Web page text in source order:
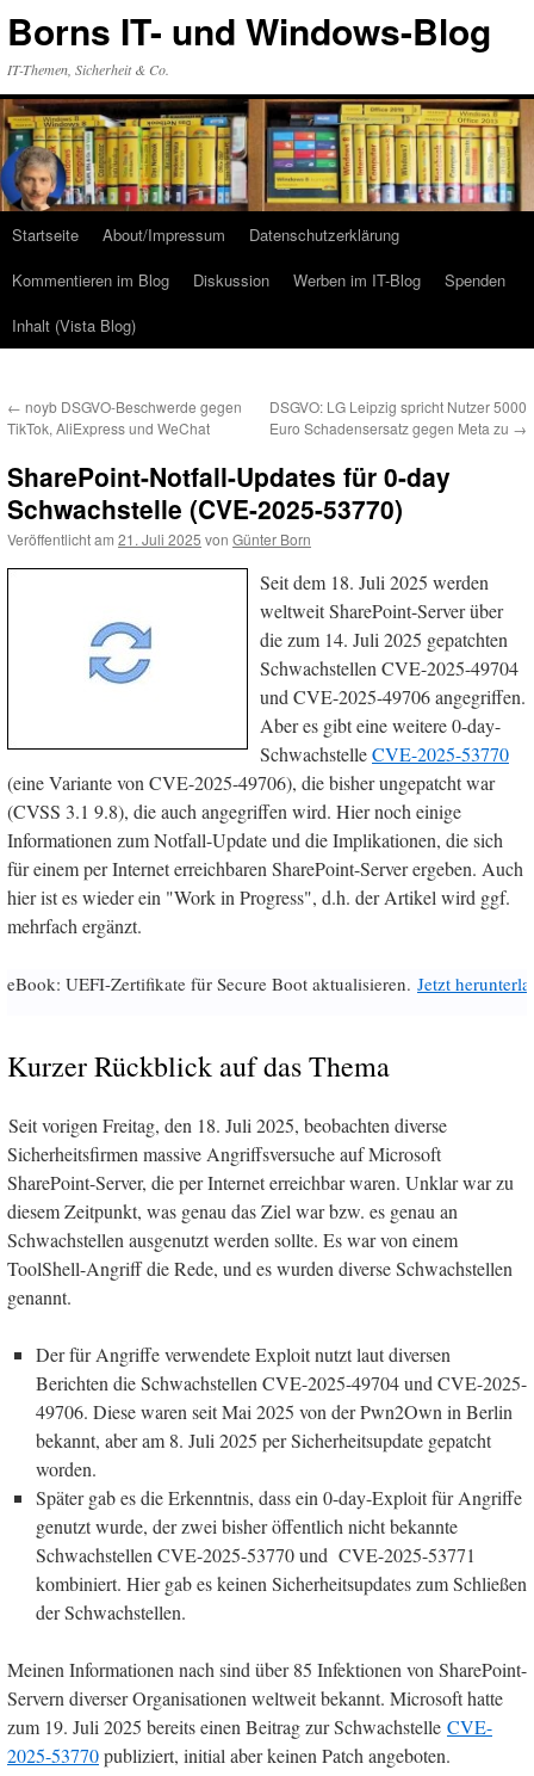
Inhalt
Borns IT- und Windows-Blog
IT-Themen, Sicherheit & Co.
Startseite About/Impressum
Datenschutzerklärung
Kommentieren im Blog
Diskussion Werben im IT-Blog
Spenden
Inhalt (Vista Blog)
← noyb DSGVO-Beschwerde gegen
TikTok, AliExpress und WeChat
DSGVO: LG Leipzig spricht Nutzer 5000
Euro Schadensersatz gegen Meta zu →
SharePoint-Notfall-Updates für 0-day
Schwachstelle (CVE-2025-53770)
Veröffentlicht am 21. Juli 2025 von Günter Born
Seit dem 18. Juli 2025 werden
weltweit SharePoint-Server über
die zum 14. Juli 2025 gepatchten
Schwachstellen CVE-2025-49704
und CVE-2025-49706 angegriffen.
Aber es gibt eine weitere 0-day-
SchwachstelleCVE-2025-53770
(eine Variante von CVE-2025-49706), die bisher ungepatcht war
(CVSS 3.1 9.8), die auch angegriffen wird. Hier noch einige
Informationen zum Notfall-Update und die Implikationen, die sich
für einem per Internet erreichbaren SharePoint-Server ergeben. Auch
hier ist es wieder ein "Work in Progress", d.h. der Artikel wird ggf.
mehrfach ergänzt.
eBook: UEFI-Zertifikate für Secure Boot aktualisieren. Jetzt
Kurzer Rückblick auf das Thema
Seit vorigen Freitag, den 18. Juli 2025, beobachten diverse
Sicherheitsfirmen massive Angriffsversuche auf Microsoft
SharePoint-Server, die per Internet erreichbar waren. Unklar war zu
diesem Zeitpunkt, was genau das Ziel war bzw. es genau an
Schwachstellen ausgenutzt werden sollte. Es war von einem
ToolShell-Angriff die Rede, und es wurden diverse Schwachstellen
genannt.
Der für Angriffe verwendete Exploit nutzt laut diversen
Berichten die Schwachstellen CVE-2025-49704 und CVE-2025-
49706. Diese waren seit Mai 2025 von der Pwn2Own in Berlin
bekannt, aber am 8. Juli 2025 per Sicherheitsupdate gepatcht
worden.
Später gab es die Erkenntnis, dass ein 0-day-Exploit für Angriffe
genutzt wurde, der zwei bisher öffentlich nicht bekannte
Schwachstellen CVE-2025-53770 und CVE-2025-53771
kombiniert. Hier gab es keinen Sicherheitsupdates zum Schließen
der Schwachstellen.
Meinen Informationen nach sind über 85 Infektionen von SharePoint-
Servern diverser Organisationen weltweit bekannt. Microsoft hatte
zum 19. Juli 2025 bereits einen Beitrag zur Schwachstelle CVE-
2025-53770publiziert, initial aber keinen Patch angeboten.